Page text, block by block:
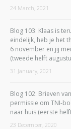
24 March, 2021
Blog 103: Klaas is
eindelijk, heb je het
6 november en jij
(tweede helft
31 January, 2021
Blog 102: Brieven
permissie om TNI-
naar huis (eerste
23 December, 2020